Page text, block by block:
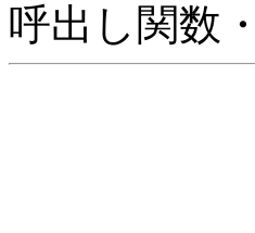
呼出し関数